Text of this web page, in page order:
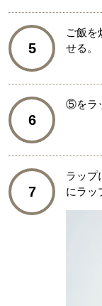
5
ご飯を
せる。
6
⑤をラ
7
ラップ
にラッ